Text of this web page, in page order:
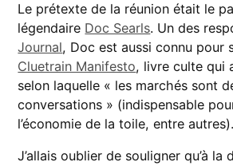
Le prétexte de la réunion était le
légendaire Doc Searls. Un des
Journal, Doc est aussi connu pour
Cluetrain Manifesto, livre culte qui
selon laquelle « les marchés sont
conversations » (indispensable
l’économie de la toile, entre autres).
J’allais oublier de souligner qu’à la